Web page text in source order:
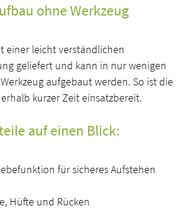
ohne Werkzeug
einer leicht verständlichen
geliefert und kann in nur wenigen
aufgebaut werden. So ist die
kurzer Zeit einsatzbereit.
auf einen Blick:
für sicheres Aufstehen
Hüfte und Rücken